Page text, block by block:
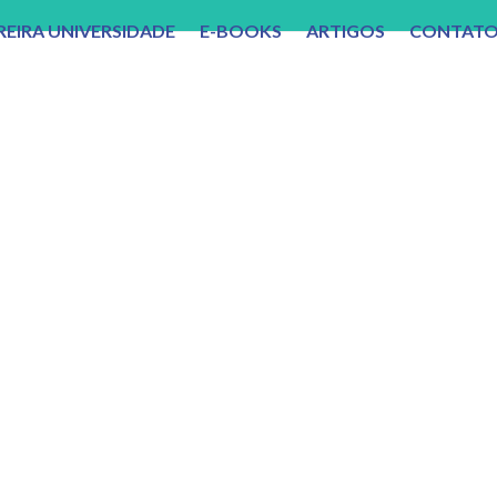
UNIVERSIDADE E-BOOKS ARTIGOS